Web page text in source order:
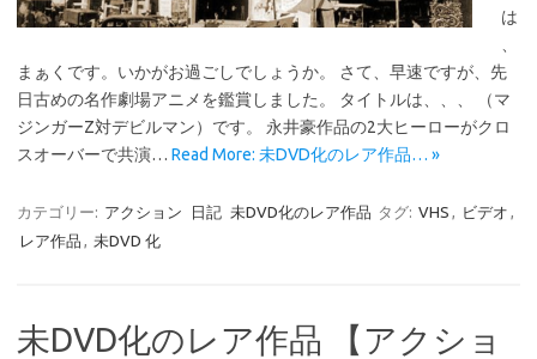
は
まぁくです。いかがお過ごしでしょうか。 さて、早速ですが、先
日古めの名作劇場アニメを鑑賞しました。 タイトルは、、、 （マ
ジンガーZ対デビルマン）です。 永井豪作品の2大ヒーローがクロ
スオーバーで共演… Read More: 未DVD化のレア作品… »
カテゴリー: アクション 日記 未DVD化のレア作品 タグ: VHS , ビデオ ,
レア作品 , 未DVD 化
未DVD化のレア作品 【アクショ